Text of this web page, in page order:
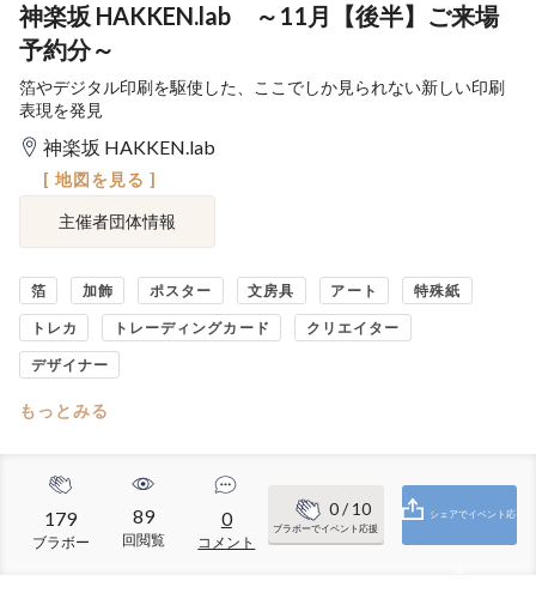
神楽坂 HAKKEN.lab ～11月【後半】ご来場
予約分～
箔やデジタル印刷を駆使した、ここでしか見られない新しい印刷
表現を発見
神楽坂 HAKKEN.lab
[ 地図を見る ]
主催者団体情報
箔 加飾 ポスター 文房具 アート 特殊紙
トレカ トレーディングカード クリエイター
デザイナー
もっとみる
179
ブラボー
89
回閲覧
0
コメント
0/ 10
ブラボーでイベント応援
シェアでイベント応